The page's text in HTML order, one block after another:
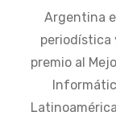
Argentina
periodística
premio al